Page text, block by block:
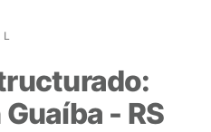
- RS